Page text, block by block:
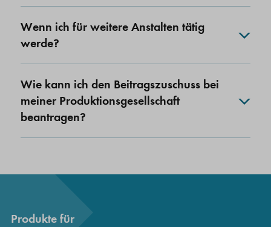
Wenn ich für weitere Anstalten tätig
werde?
Wie kann ich den Beitragszuschuss bei
meiner Produktionsgesellschaft
beantragen?
Produkte für